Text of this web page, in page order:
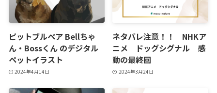
ピットブルペア Bellちゃ
ん・Bossくん のデジタル
ペットイラスト
2024年4月14日
ネタバレ注意！！ NHKア
ニメ ドッグシグナル 感
動の最終回
2024年3月24日